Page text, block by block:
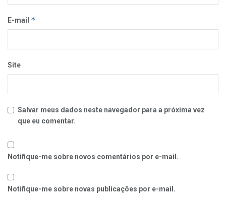
E-mail *
Site
Salvar meus dados neste navegador para a próxima vez
que eu comentar.
Notifique-me sobre novos comentários por e-mail.
Notifique-me sobre novas publicações por e-mail.